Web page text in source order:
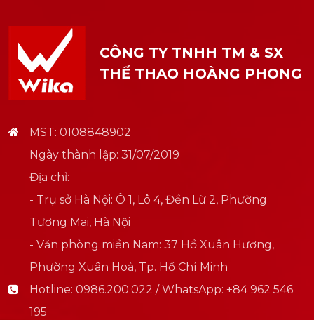
CÔNG TY TNHH TM & SX
THỂ THAO HOÀNG PHONG
MST: 0108848902
Ngày thành lập: 31/07/2019
Địa chỉ:
- Trụ sở Hà Nội: Ô 1, Lô 4, Đền Lừ 2, Phường
Tương Mai, Hà Nội
- Văn phòng miền Nam: 37 Hồ Xuân Hương,
Phường Xuân Hoà, Tp. Hồ Chí Minh
Hotline: 0986.200.022 / WhatsApp: +84 962 546
195